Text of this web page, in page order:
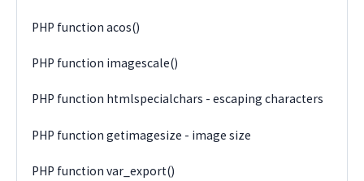
PHP function acos()
PHP function imagescale()
PHP function htmlspecialchars - escaping characters
PHP function getimagesize - image size
PHP function var_export()